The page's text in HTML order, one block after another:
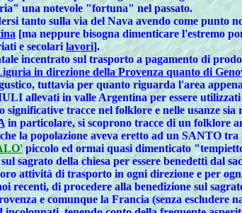
una notevole "fortuna" nel passato.
tanto sulla via del Navaavendo comepunto
[ma neppure bisogna dimenticare l'estremo
e secolarilavori].
incentrato sul trasporto a pagamento di
in direzione della Provenza quanto di
tuttavia per quanto riguarda l'area
allevati in valle Argentina per essere
significative tracce nel folklore e nelle usanze sia
in particolare, si scoprono tracce di un folklore
la popolazione aveva eretto ad un SANTO
piccolo ed ormai quasi dimenticato
sagrato della chiesa per essere benedetti dal
attività di trasporto in ogni direzione e per
recenti, di procedere alla benedizione sul
e comunque laFrancia(senza escludere